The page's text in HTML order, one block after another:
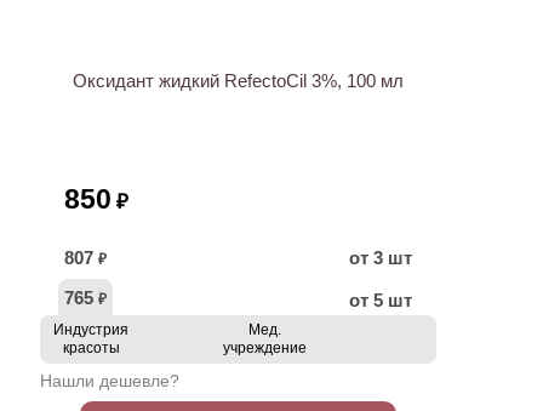
Оксидант жидкий RefectoCil 3%, 100 мл
850 ₽
807 ₽
от 3 шт
765 ₽ от 5 шт
Индустрия
красоты
Мед.
учреждение
Нашли дешевле?